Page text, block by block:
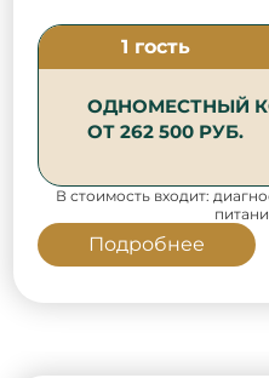
1 гость
ОДНОМЕСТНЫЙ
ОТ 262 500 РУБ.
В стоимость входит:
Подробнее